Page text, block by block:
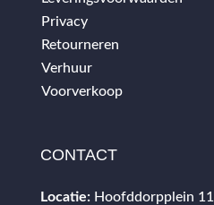
Privacy
Retourneren
Verhuur
Voorverkoop
CONTACT
Locatie: Hoofddorpplein 11